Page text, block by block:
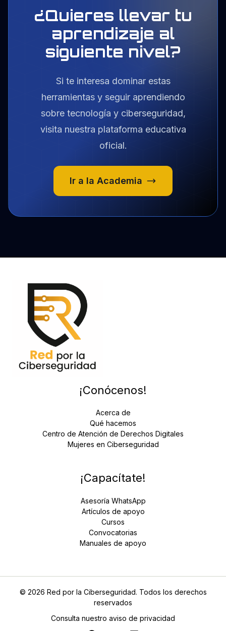
¿Quieres llevar tu
aprendizaje al
siguiente nivel?
Si te interesa dominar estas
herramientas y seguir aprendiendo
sobre tecnología y ciberseguridad,
visita nuestra plataforma educativa
oficial.
Ir a la Academia
¡Conócenos!
Acerca de
Qué hacemos
Centro de Atención de Derechos Digitales
Mujeres en Ciberseguridad
¡Capacítate!
Asesoría WhatsApp
Artículos de apoyo
Cursos
Convocatorias
Manuales de apoyo
© 2026 Red por la Ciberseguridad. Todos los derechos
reservados
Consulta nuestro aviso de privacidad